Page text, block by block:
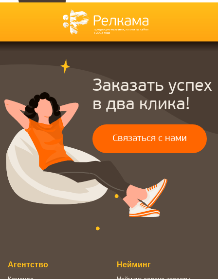
Политика конфиденциальности
2003-2026, Digital-агентство Релкама. Все права защищены
сайтов
Дизайн наружной рекламы
Дизайн сувенирной продукции
Дизайн документации
Дизайн презентации
Дизайн инвестиционных тизеров